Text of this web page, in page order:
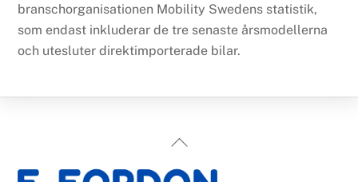
branschorganisationen Mobility Swedens statistik,
som endast inkluderar de tre senaste årsmodellerna
och utesluter direktimporterade bilar.
Back